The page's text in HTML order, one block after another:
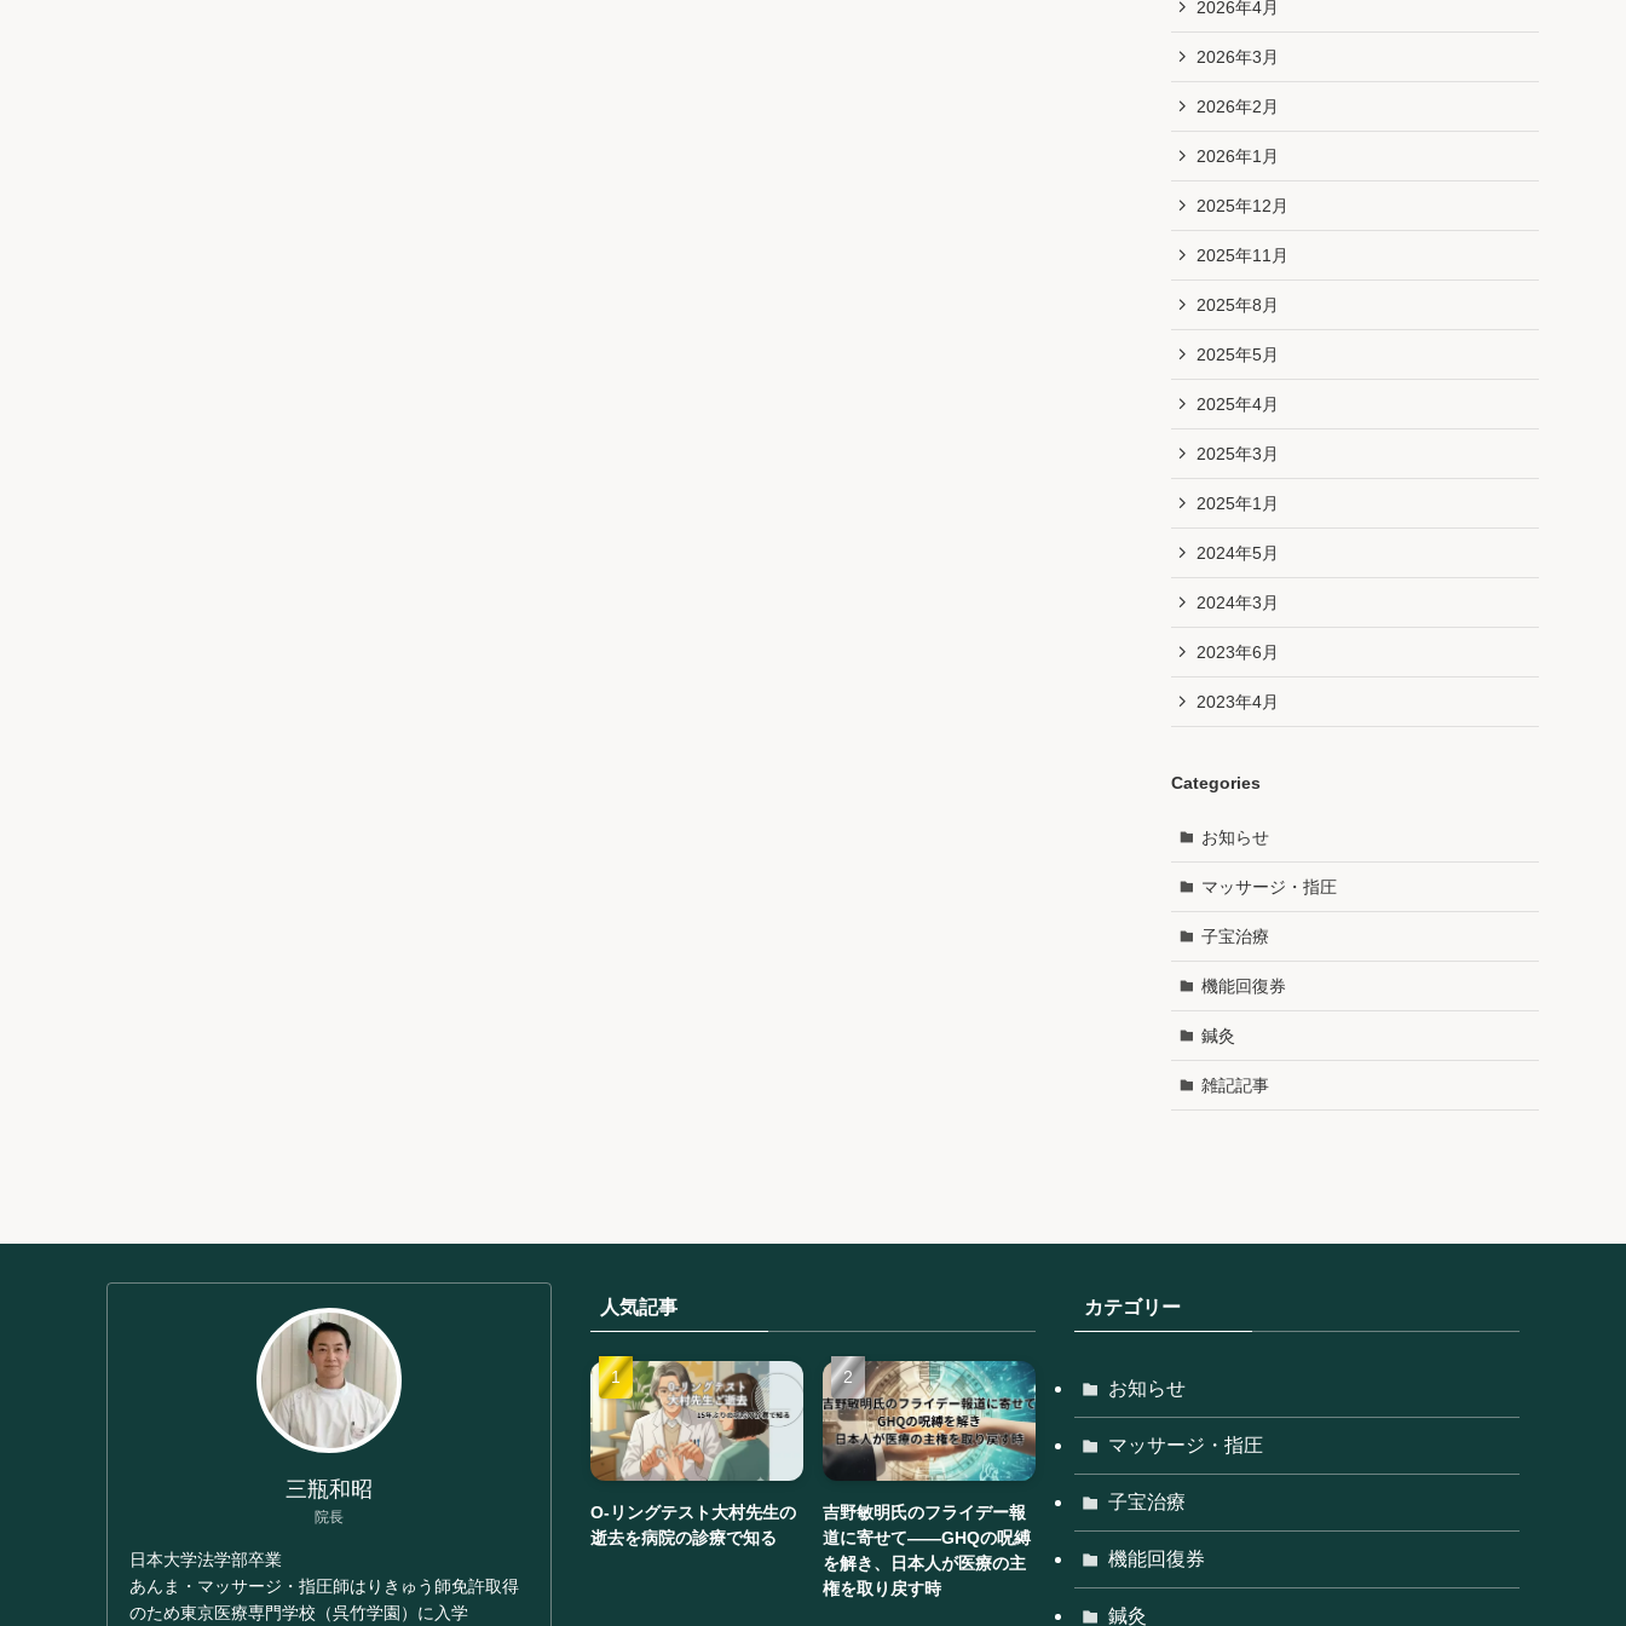
2026年4月
2026年3月
2026年2月
2026年1月
2025年12月
2025年11月
2025年8月
2025年5月
2025年4月
2025年3月
2025年1月
2024年5月
2024年3月
2023年6月
2023年4月
Categories
お知らせ
マッサージ・指圧
子宝治療
機能回復券
鍼灸
雑記記事
三瓶和昭
院長
日本大学法学部卒業
あんま・マッサージ・指圧師はりきゅう師免許取得
のため東京医療専門学校（呉竹学園）に入学
人気記事
O-リングテスト大村先生の
逝去を病院の診療で知る
吉野敏明氏のフライデー報
道に寄せて——GHQの呪縛
を解き、日本人が医療の主
権を取り戻す時
カテゴリー
お知らせ
マッサージ・指圧
子宝治療
機能回復券
鍼灸